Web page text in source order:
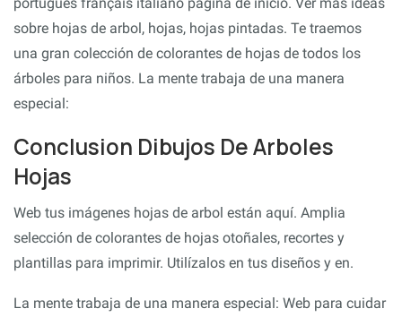
sobre hojas de arbol, hojas, hojas pintadas. Te traemos
una gran colección de colorantes de hojas de todos los
árboles para niños. La mente trabaja de una manera
especial:
Conclusion Dibujos De Arboles
Hojas
Web tus imágenes hojas de arbol están aquí. Amplia
selección de colorantes de hojas otoñales, recortes y
plantillas para imprimir. Utilízalos en tus diseños y en.
La mente trabaja de una manera especial: Web para cuidar